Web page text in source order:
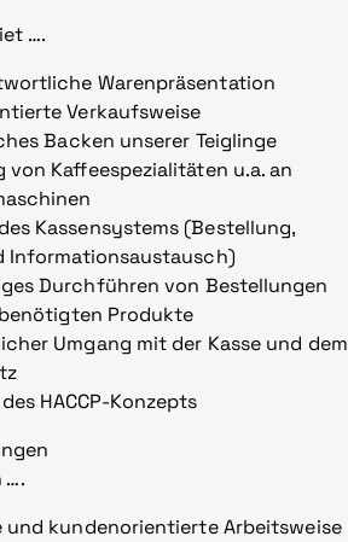
….
Warenpräsentation
Verkaufsweise
Backen unserer Teiglinge
von Kaffeespezialitäten u.a. an
Kassensystems (Bestellung,
Informationsaustausch)
Durchführen von Bestellungen
Produkte
Umgang mit der Kasse und dem
HACCP-Konzepts
….
und kundenorientierte Arbeitsweise